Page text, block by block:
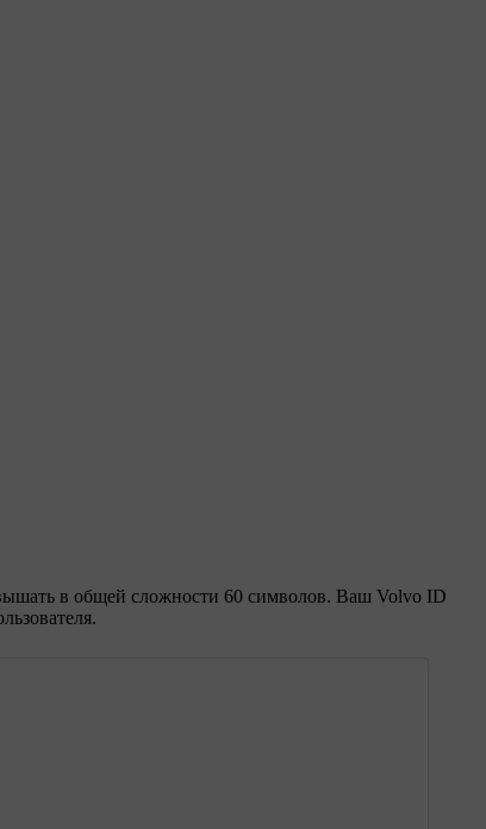
в общей сложности 60 символов. Ваш Volvo ID